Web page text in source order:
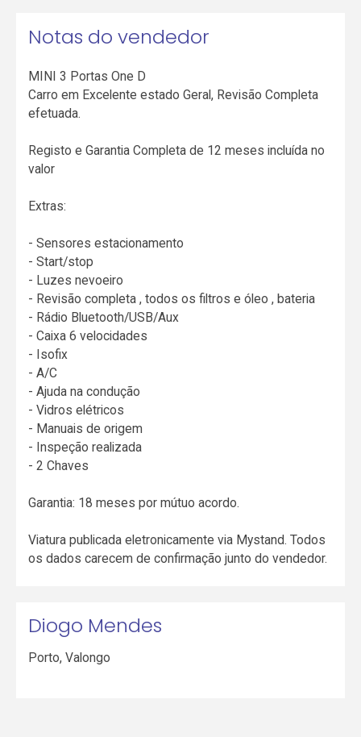
Notas do vendedor
MINI 3 Portas One D
Carro em Excelente estado Geral, Revisão Completa
efetuada.
Registo e Garantia Completa de 12 meses incluída no
valor
Extras:
- Sensores estacionamento
- Start/stop
- Luzes nevoeiro
- Revisão completa , todos os filtros e óleo , bateria
- Rádio Bluetooth/USB/Aux
- Caixa 6 velocidades
- Isofix
- A/C
- Ajuda na condução
- Vidros elétricos
- Manuais de origem
- Inspeção realizada
- 2 Chaves
Garantia: 18 meses por mútuo acordo.
Viatura publicada eletronicamente via Mystand. Todos
os dados carecem de confirmação junto do vendedor.
Diogo Mendes
Porto,Valongo